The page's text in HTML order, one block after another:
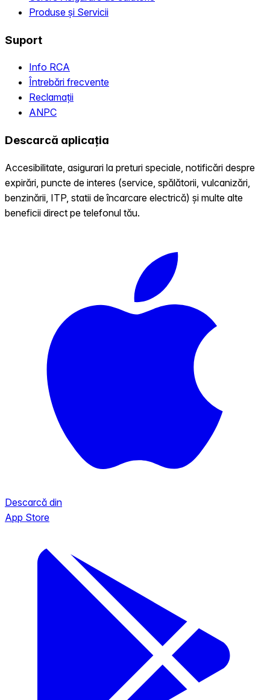
Produse și Servicii
Suport
Info RCA
Întrebări frecvente
Reclamații
ANPC
Descarcă aplicația
Accesibilitate, asigurari la preturi speciale, notificări despre
expirări, puncte de interes (service, spălătorii, vulcanizări,
benzinării, ITP, statii de încarcare electrică) și multe alte
beneficii direct pe telefonul tău.
Descarcă din
App Store